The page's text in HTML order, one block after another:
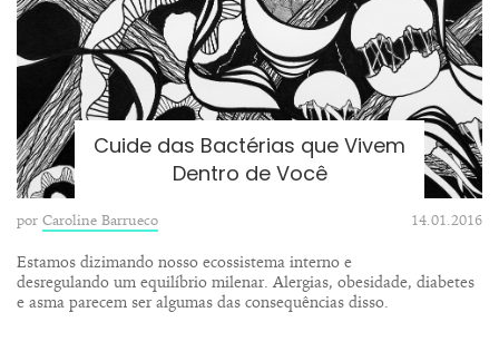
Cuide das Bactérias que Vivem
Dentro de Você
porCaroline Barrueco 14.01.2016
Estamos dizimando nosso ecossistema interno e
desregulando um equilíbrio milenar. Alergias, obesidade, diabetes
e asma parecem ser algumas das consequências disso.